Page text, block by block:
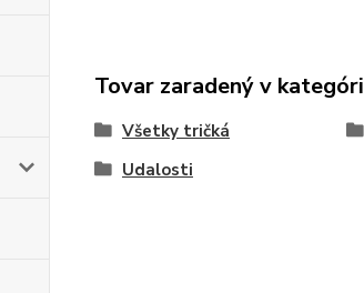
Tovar zaradený v
Všetky tričká
Udalosti